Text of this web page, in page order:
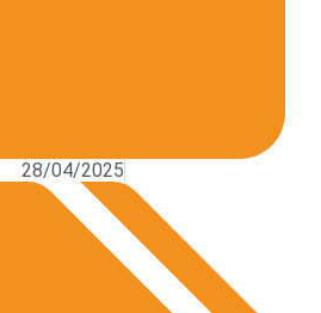
28/04/2025